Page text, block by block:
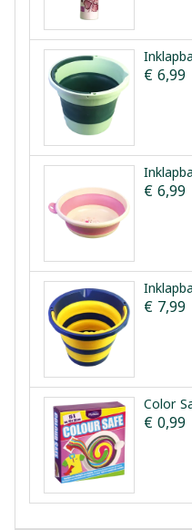
€ 6,99
€ 6,99
€ 7,99
€ 0,99